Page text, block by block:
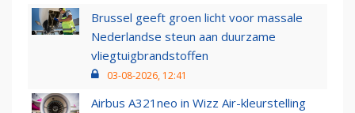
Brussel geeft groen licht voor massale
Nederlandse steun aan duurzame
vliegtuigbrandstoffen
03-08-2026, 12:41
Airbus A321neo in Wizz Air-kleurstelling